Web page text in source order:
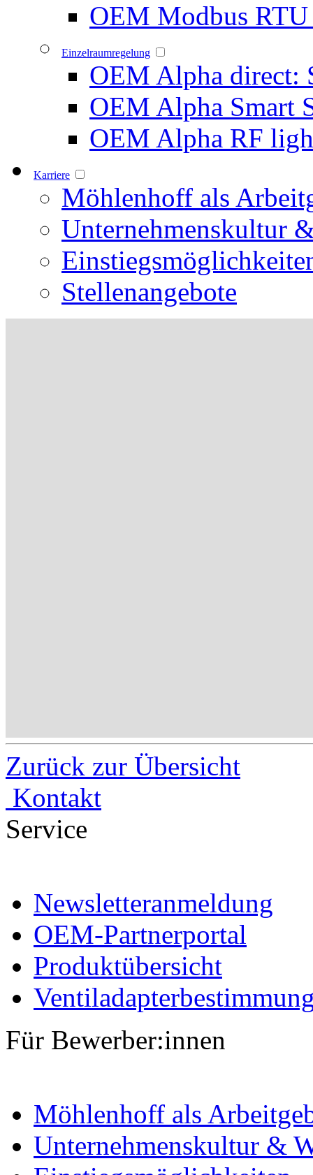
OEM Modbus
Einzelraumregelung
OEM Alpha direct:
OEM Alpha Smart
OEM Alpha RF
Karriere
Möhlenhoff als
Unternehmenskultur
Stellenangebote
Zurück zur Übersicht
Kontakt
Service
Newsletteranmeldung
OEM-Partnerportal
Produktübersicht
Für Bewerber:innen
Möhlenhoff als
Unternehmenskultur &